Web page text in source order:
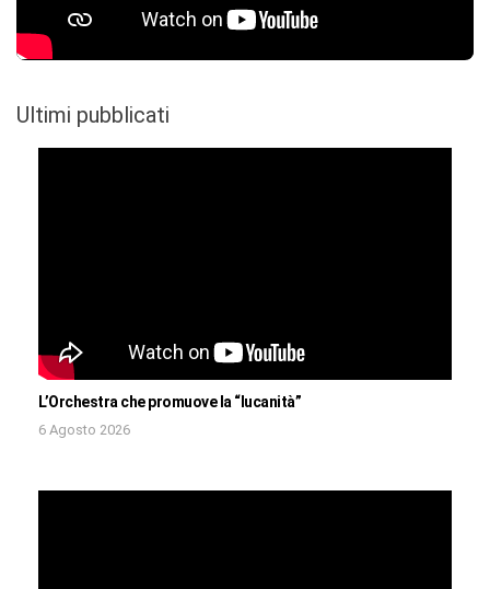
Ultimi pubblicati
L’Orchestra che promuove la “lucanità”
6 Agosto 2026